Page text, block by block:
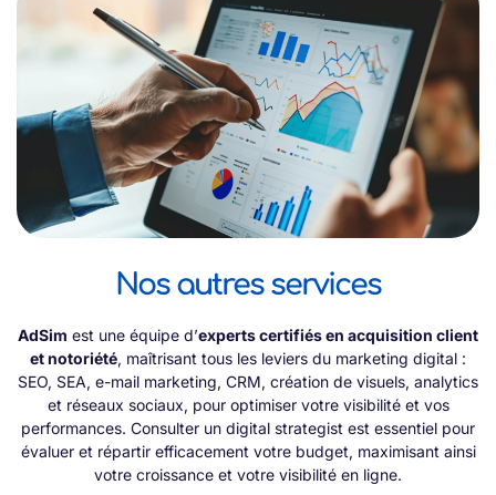
Nos autres services
AdSim est une équipe d’experts certifiés en acquisition client
et notoriété, maîtrisant tous les leviers du marketing digital :
SEO, SEA, e-mail marketing, CRM, création de visuels, analytics
et réseaux sociaux, pour optimiser votre visibilité et vos
performances. Consulter un digital strategist est essentiel pour
évaluer et répartir efficacement votre budget, maximisant ainsi
votre croissance et votre visibilité en ligne.